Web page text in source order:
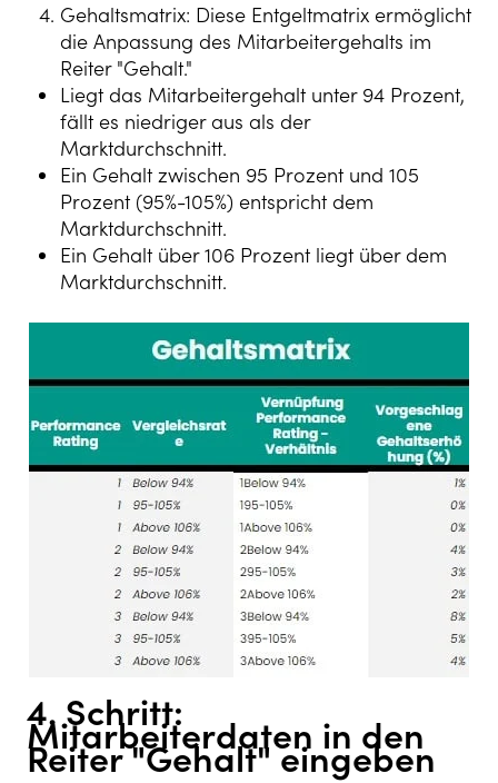
Gehaltsmatrix: Diese Entgeltmatrix ermöglicht
die Anpassung des Mitarbeitergehalts im
Reiter "Gehalt."
Liegt das Mitarbeitergehalt unter 94 Prozent,
fällt es niedriger aus als der
Marktdurchschnitt.
Ein Gehalt zwischen 95 Prozent und 105
Prozent (95%-105%) entspricht dem
Marktdurchschnitt.
Ein Gehalt über 106 Prozent liegt über dem
Marktdurchschnitt.
4. Schritt:
Mitarbeiterdaten in den
Reiter "Gehalt" eingeben